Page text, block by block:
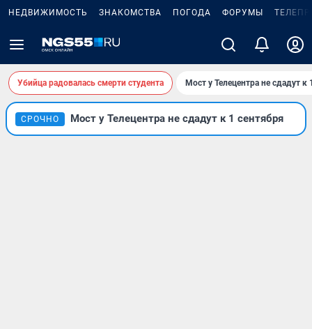
НЕДВИЖИМОСТЬ ЗНАКОМСТВА ПОГОДА ФОРУМЫ
Убийца радовалась смерти студента Мост у Телецентра не сдадут к
СРОЧНО Мост у Телецентра не сдадут к 1 сентября